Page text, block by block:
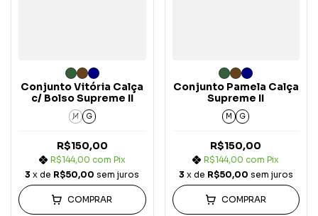
Conjunto Vitória Calça
c/ Bolso Supreme II
M G
R$150,00
R$144,00 com Pix
3 x de R$50,00 sem juros
COMPRAR
Conjunto Pamela Calça
Supreme II
M G
R$150,00
R$144,00com Pix
3 x de R$50,00 sem juros
COMPRAR